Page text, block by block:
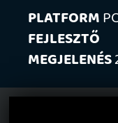
is, hogy egy
spawnolt le egy
- A fejlődési
legalább
velünk együtt
lenyomása után.